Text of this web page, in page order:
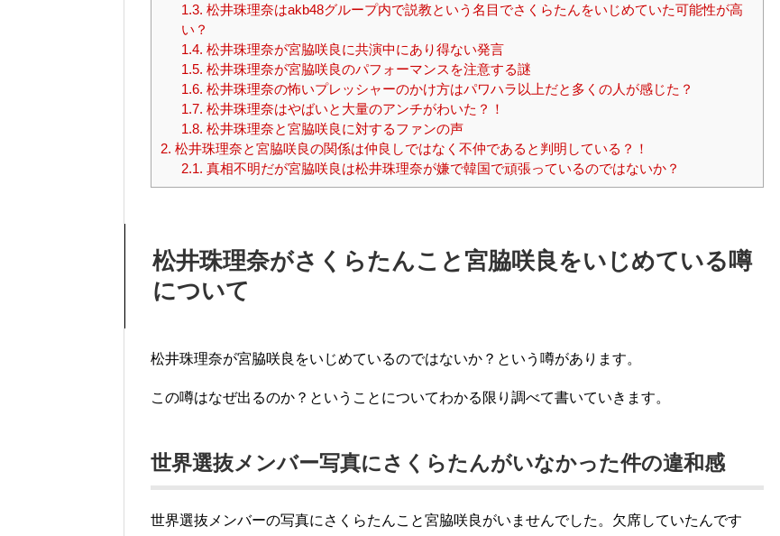
1.3. 松井珠理奈はakb48グループ内で説教という名目でさくらたんをいじめていた可能性が高
い？
1.4. 松井珠理奈が宮脇咲良に共演中にあり得ない発言
1.5. 松井珠理奈が宮脇咲良のパフォーマンスを注意する謎
1.6. 松井珠理奈の怖いプレッシャーのかけ方はパワハラ以上だと多くの人が感じた？
1.7. 松井珠理奈はやばいと大量のアンチがわいた？！
1.8. 松井珠理奈と宮脇咲良に対するファンの声
2. 松井珠理奈と宮脇咲良の関係は仲良しではなく不仲であると判明している？！
2.1. 真相不明だが宮脇咲良は松井珠理奈が嫌で韓国で頑張っているのではないか？
松井珠理奈がさくらたんこと宮脇咲良をいじめている噂
について
松井珠理奈が宮脇咲良をいじめているのではないか？という噂があります。
この噂はなぜ出るのか？ということについてわかる限り調べて書いていきます。
世界選抜メンバー写真にさくらたんがいなかった件の違和感
世界選抜メンバーの写真にさくらたんこと宮脇咲良がいませんでした。欠席していたんです